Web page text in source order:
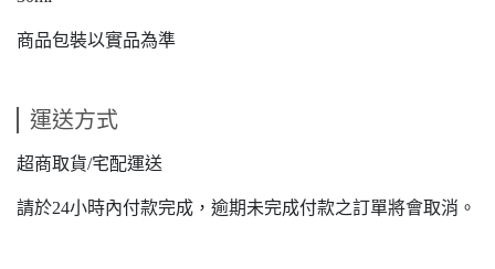
商品包裝以實品為準
運送方式
超商取貨/宅配運送
請於24小時內付款完成，逾期未完成付款之訂單將會取消。